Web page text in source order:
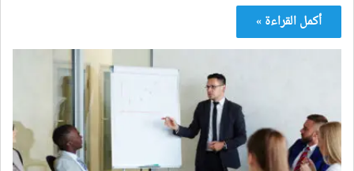
أكمل القراءة »